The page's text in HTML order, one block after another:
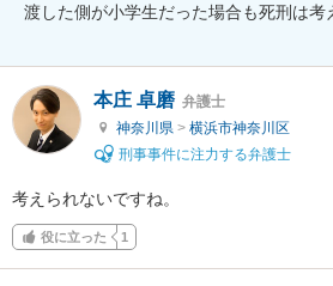
渡した側が小学生だった場合も死刑は考
本庄 卓磨 弁護士
神奈川県 > 横浜市神奈川区
刑事事件に注力する弁護士
考えられないですね。
役に立った 1